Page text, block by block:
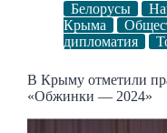
Белорусы
Крыма
дипломатия
В Крыму отметили
«Обжинки — 2024»